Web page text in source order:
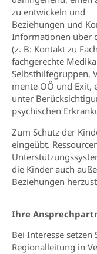
zu entwickeln und
Beziehungen und
Informationen über
(z. B: Kontakt zu
fachgerechte
Selbsthilfegruppen,
mente OÖ und Exit,
unter
psychischen
Zum Schutz der
eingeübt.
die Kinder auch
Beziehungen
Ihre
Bei Interesse
Regionalleitung in